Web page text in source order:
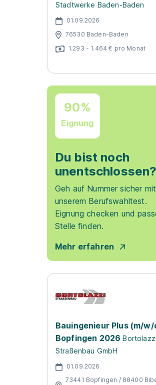
Stadtwerke Baden-Baden
01.09.2026
76530 Baden-Baden
1.293 - 1.464 € pro Monat
90%
Eignung
Du bist noch
unentschlossen?
Geh auf Nummer sicher mit
unserem Berufswahltest.
Eignung checken und
Stelle finden.
Mehr erfahren
Bauingenieur Plus (m/w/
Bopfingen 2026 Bortolazzi
Straßenbau GmbH
01.09.2026
73441 Bopfingen / 88400